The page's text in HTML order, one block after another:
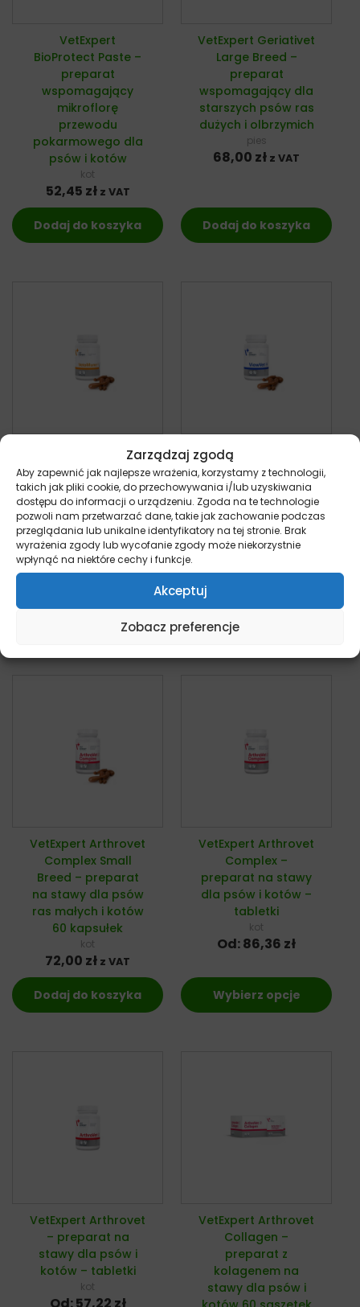
Zarządzaj zgodą
Aby zapewnić jak najlepsze wrażenia, korzystamy z technologii,
takich jak pliki cookie, do przechowywania i/lub uzyskiwania
dostępu do informacji o urządzeniu. Zgoda na te technologie
pozwoli nam przetwarzać dane, takie jak zachowanie podczas
przeglądania lub unikalne identyfikatory na tej stronie. Brak
wyrażenia zgody lub wycofanie zgody może niekorzystnie
wpłynąć na niektóre cechy i funkcje.
Akceptuj
Zobacz preferencje
VetExpert
BioProtect Paste –
preparat
wspomagający
mikroflorę
przewodu
pokarmowego dla
psów i kotów
kot
52,45 zł z VAT
Dodaj do koszyka
VetExpert Geriativet
Large Breed –
preparat
wspomagający dla
starszych psów ras
dużych i olbrzymich
pies
68,00 zł z VAT
Dodaj do koszyka
Vetomune –
preparat
wspomagający
odporność dla
psów i kotów 60
kapsułek
kot
Dodaj do koszyka
VetExpert ViewVet –
preparat
wspomagający
wzrok dla psów i
kotów 45 kapsułek
kot
97,00zł z VAT
Dodaj do koszyka
VetExpert Arthrovet
Complex Small
Breed – preparat
na stawy dla psów
ras małych i kotów
60 kapsułek
kot
72,00 zł z VAT
Dodaj do koszyka
VetExpert Arthrovet
Complex –
preparat na stawy
dla psów i kotów –
tabletki
kot
Od:86,36 zł
Wybierz opcje
VetExpert Arthrovet
– preparat na
stawy dla psów i
kotów – tabletki
kot
Od:57,22 zł
VetExpert Arthrovet
Collagen –
preparat z
kolagenem na
stawy dla psów i